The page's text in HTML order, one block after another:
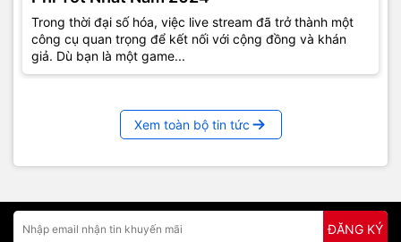
Trong thời đại số hóa, việc live stream đã trở thành một
công cụ quan trọng để kết nối với cộng đồng và khán
giả. Dù bạn là một game...
Xem toàn bộ tin tức
ĐĂNG KÝ